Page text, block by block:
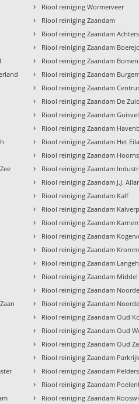
› Riool reiniging Wormerveer
› Riool reiniging Zaandam
› Riool reiniging Zaandam
› Riool reiniging Zaandam
› Riool reiniging Zaandam
› Riool reiniging Zaandam
› Riool reiniging Zaandam
› Riool reiniging Zaandam De Zuid
› Riool reiniging Zaandam
› Riool reiniging Zaandam
› Riool reiniging Zaandam Het
› Riool reiniging Zaandam
› Riool reiniging Zaandam
› Riool reiniging Zaandam J.J.
› Riool reiniging Zaandam Kalf
› Riool reiniging Zaandam
› Riool reiniging Zaandam
› Riool reiniging Zaandam
› Riool reiniging Zaandam
› Riool reiniging Zaandam
› Riool reiniging Zaandam Middel
› Riool reiniging Zaandam
› Riool reiniging Zaandam
› Riool reiniging Zaandam Oud
› Riool reiniging Zaandam Oud
› Riool reiniging Zaandam Oud
› Riool reiniging Zaandam Parkrijk
› Riool reiniging Zaandam
› Riool reiniging Zaandam
› Riool reiniging Zaandam